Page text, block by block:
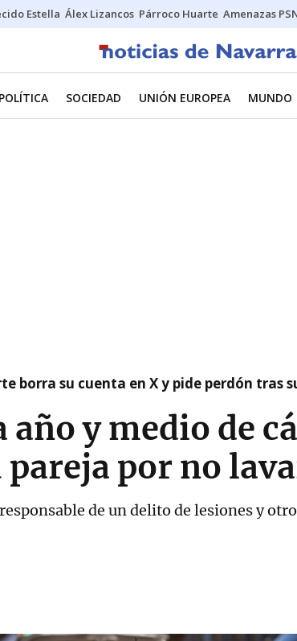
Estella Álex Lizancos Párroco Huarte Amenazas
POLÍTICA SOCIEDAD UNIÓN EUROPEA MUNDO
borra su cuenta en X y pide perdón tras
año y medio de
por no
de un delito de lesiones y